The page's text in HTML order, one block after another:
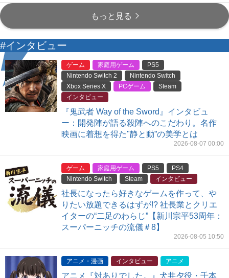
もっと見る
#インタビュー
ゲーム 家庭用ゲーム
PS5
Nintendo Switch 2
Nintendo Switch
Xbox Series X
PCゲーム
Steam
インタビュー
『鬼武者 Way of the Sword』インタビュ
ー：開発陣が語る殺陣へのこだわり。名作
映画に着想を得た"静と動”の美学とは
2026-08-07 00:00
ゲーム 家庭用ゲーム PS5
PS4
Nintendo Switch
Steam インタビュー
社長になったら好きなゲームを作って、や
りたい放題できるはずが!? 社長業とクリエ
イターの“二足のわらじ”【新川宗平53周年：
スーパーニッチの流儀＃8】
2026-08-05 10:50
アニメ・漫画 インタビュー アニメ
アニメ『対ありでした。』犬井夕役・千本